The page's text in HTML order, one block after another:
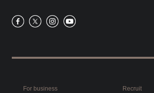
For business Recruit